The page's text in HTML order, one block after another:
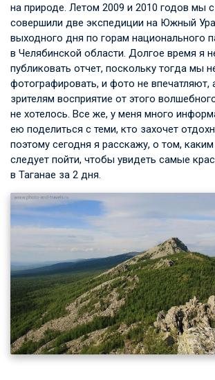
на природе. Летом 2009 и 2010 годов мы
совершили две экспедиции на Южный
выходного дня по горам национального
в Челябинской области. Долгое время я
публиковать отчет, поскольку тогда мы
фотографировать, и фото не впечатляют,
зрителям восприятие от этого
не хотелось. Все же, у меня много
ею поделиться с теми, кто захочет
поэтому сегодня я расскажу, о том,
следует пойти, чтобы увидеть самые
в Таганае за 2 дня.